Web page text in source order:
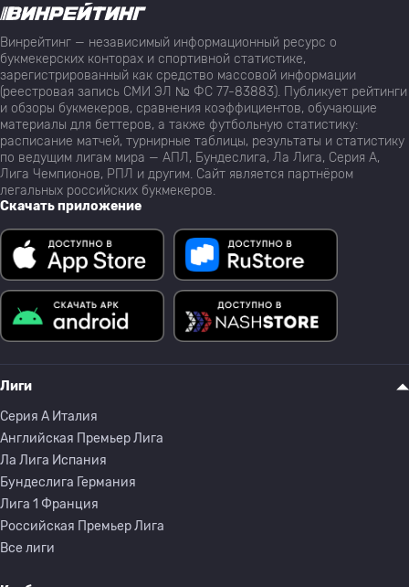
Винрейтинг — независимый информационный ресурс о
букмекерских конторах и спортивной статистике,
зарегистрированный как средство массовой информации
(реестровая запись СМИ ЭЛ № ФС 77-83883). Публикует рейтинги
и обзоры букмекеров, сравнения коэффициентов, обучающие
материалы для беттеров, а также футбольную статистику:
расписание матчей, турнирные таблицы, результаты и статистику
по ведущим лигам мира — АПЛ, Бундеслига, Ла Лига, Серия А,
Лига Чемпионов, РПЛ и другим. Сайт является партнёром
легальных российских букмекеров.
Скачать приложение
Лиги
Серия A Италия
Английская Премьер Лига
Ла Лига Испания
Бундеслига Германия
Лига 1 Франция
Российская Премьер Лига
Все лиги